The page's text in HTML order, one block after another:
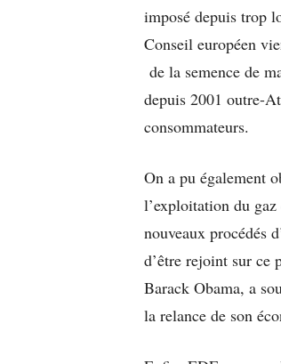
imposé depuis trop
Conseil européen
de la semence de
depuis 2001 outre-
consommateurs.
On a pu également
l’exploitation du
nouveaux procédés
d’être rejoint sur ce
Barack Obama, a
la relance de son